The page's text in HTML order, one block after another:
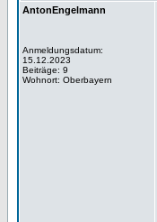
AntonEngelmann
Anmeldungsdatum:
15.12.2023
Beiträge: 9
Wohnort: Oberbayern